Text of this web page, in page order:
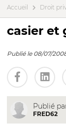
Accueil Droit
casier et
Publié le 08/07/
Publié
FRED62